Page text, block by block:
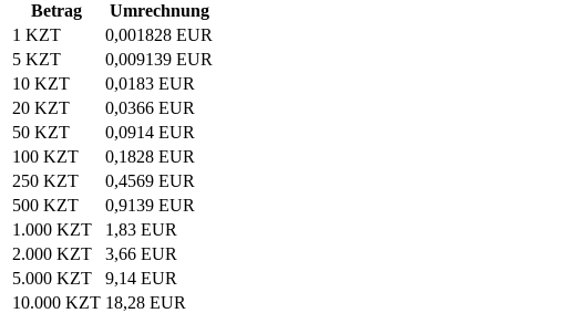
Betrag
Umrechnung
1 KZT
0,001828 EUR
5 KZT
0,009139 EUR
10 KZT
0,0183 EUR
20 KZT
0,0366 EUR
50 KZT
0,0914 EUR
100 KZT
0,1828 EUR
250 KZT
0,4569 EUR
500 KZT
0,9139 EUR
1.000 KZT
1,83 EUR
2.000 KZT
3,66 EUR
5.000 KZT
9,14 EUR
10.000 KZT 18,28 EUR